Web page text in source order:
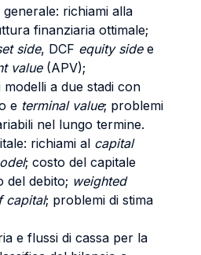
richiami alla
finanziaria ottimale;
side, DCF equity sidee
value(APV);
modelli a due stadi con
e terminal value; problemi
nel lungo termine.
richiami al capital
; costo del capitale
del debito; weighted
capital; problemi di stima
e flussi di cassa per la